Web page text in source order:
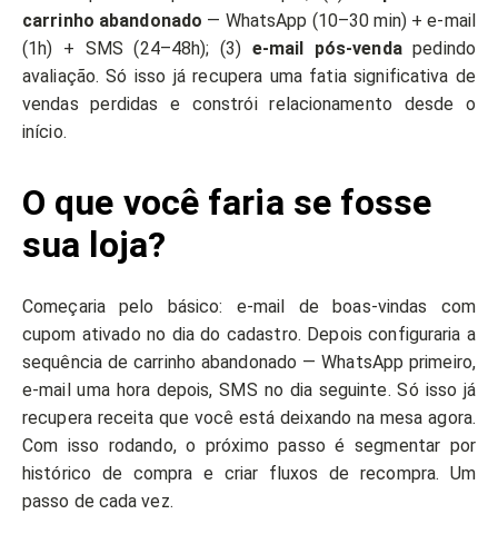
carrinho abandonado — WhatsApp (10–30 min) + e-mail
(1h) + SMS (24–48h); (3) e-mail pós-vendapedindo
avaliação. Só isso já recupera uma fatia significativa de
vendas perdidas e constrói relacionamento desde o
início.
O que você faria se fosse
sua loja?
Começaria pelo básico: e-mail de boas-vindas com
cupom ativado no dia do cadastro. Depois configuraria a
sequência de carrinho abandonado — WhatsApp primeiro,
e-mail uma hora depois, SMS no dia seguinte. Só isso já
recupera receita que você está deixando na mesa agora.
Com isso rodando, o próximo passo é segmentar por
histórico de compra e criar fluxos de recompra. Um
passo de cada vez.